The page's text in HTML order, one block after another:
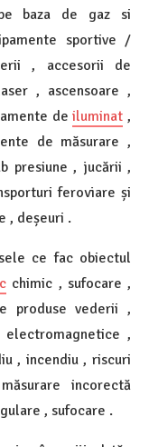
baza de gaz si
sportive /
, accesorii de
, ascensoare ,
de iluminat ,
de măsurare ,
presiune , jucării ,
feroviare și
, deșeuri .
ce fac obiectul
chimic , sufocare ,
produse vederii ,
,
, incendiu , riscuri
incorectă
, sufocare .